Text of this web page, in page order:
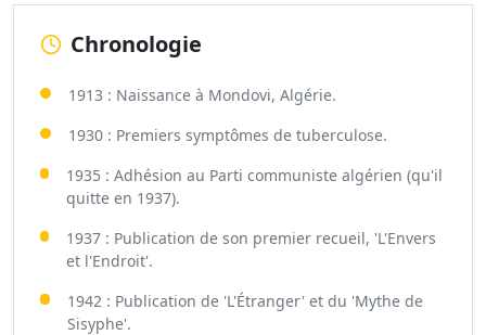
Chronologie
1913 : Naissance à Mondovi, Algérie.
1930 : Premiers symptômes de tuberculose.
1935 : Adhésion au Parti communiste algérien (qu'il
quitte en 1937).
1937 : Publication de son premier recueil, 'L'Envers
et l'Endroit'.
1942 : Publication de 'L'Étranger' et du 'Mythe de
Sisyphe'.